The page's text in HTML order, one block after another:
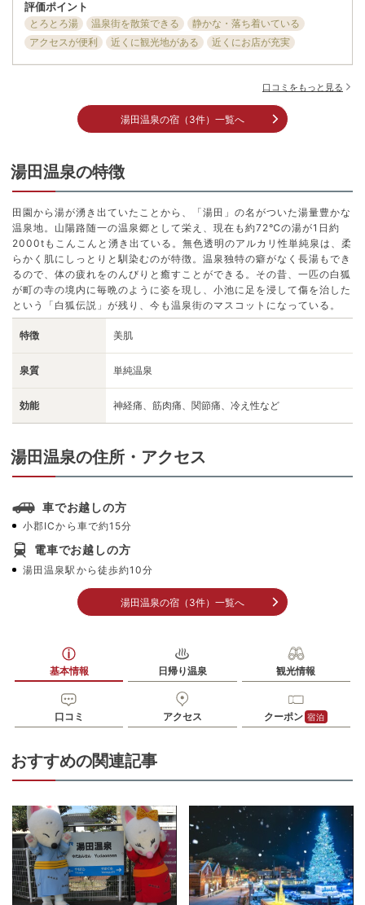
評価ポイント
とろとろ湯 温泉街を散策できる
静かな・落ち着いている
アクセスが便利
近くに観光地がある 近くにお店が充実
口コミをもっと見る
湯田温泉の宿（3件）一覧へ
湯田温泉の特徴
田園から湯が湧き出ていたことから、「湯田」の名がついた湯量豊かな
温泉地。山陽路随一の温泉郷として栄え、現在も約72℃の湯が1日約
2000tもこんこんと湧き出ている。無色透明のアルカリ性単純泉は、柔
らかく肌にしっとりと馴染むのが特徴。温泉独特の癖がなく長湯もでき
るので、体の疲れをのんびりと癒すことができる。その昔、一匹の白狐
が町の寺の境内に毎晩のように姿を現し、小池に足を浸して傷を治した
という「白狐伝説」が残り、今も温泉街のマスコットになっている。
特徴 美肌
泉質 単純温泉
効能 神経痛、筋肉痛、関節痛、冷え性など
湯田温泉の住所・アクセス
車でお越しの方
小郡ICから車で約15分
電車でお越しの方
湯田温泉駅から徒歩約10分
湯田温泉の宿（3件）一覧へ
基本情報 日帰り温泉 観光情報
口コミ アクセス クーポン 宿泊
おすすめの関連記事